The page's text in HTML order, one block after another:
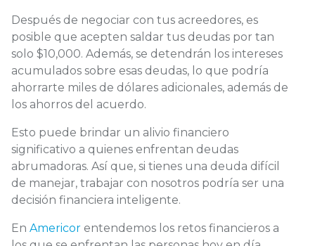
Después de negociar con tus acreedores, es
posible que acepten saldar tus deudas por tan
solo $10,000. Además, se detendrán los intereses
acumulados sobre esas deudas, lo que podría
ahorrarte miles de dólares adicionales, además de
los ahorros del acuerdo.
Esto puede brindar un alivio financiero
significativo a quienes enfrentan deudas
abrumadoras. Así que, si tienes una deuda difícil
de manejar, trabajar con nosotros podría ser una
decisión financiera inteligente.
En Americor entendemos los retos financieros a